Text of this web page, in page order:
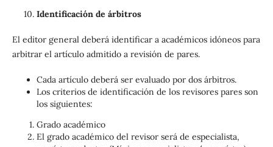
Identificación de árbitros
El editor general deberá identificar a académicos idóneos para
arbitrar el artículo admitido a revisión de pares.
Cada artículo deberá ser evaluado por dos árbitros.
Los criterios de identificación de los revisores pares son
los siguientes:
Grado académico
El grado académico del revisor será de especialista,